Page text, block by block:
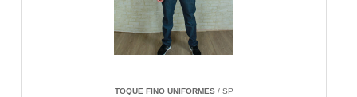
TOQUE FINO UNIFORMES/ SP